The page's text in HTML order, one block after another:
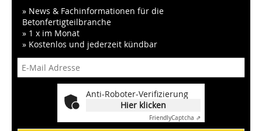
» News & Fachinformationen für die
Betonfertigteilbranche
» 1 x im Monat
» Kostenlos und jederzeit kündbar
Anti-Roboter-Verifizierung
Hier klicken
FriendlyCaptcha ⇗